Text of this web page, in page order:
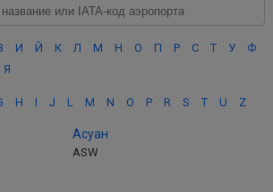
И Й К Л М Н О П Р С Т У
Ф
Я
H I J L M N O P R S T U Z
Асуан
ASW